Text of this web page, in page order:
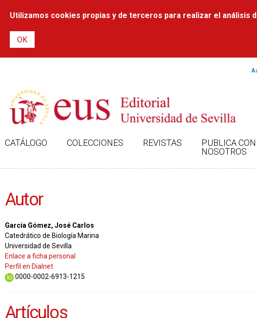
Utilizamos cookies propias y de terceros para realizar el análisis
CATÁLOGO COLECCIONES REVISTAS
PUBLICA CON
NOSOTROS
Autor
García Gómez, José Carlos
Catedrático de Biología Marina
Universidad de Sevilla
Enlace a ficha personal
Perfil en Dialnet
0000-0002-6913-1215
Artículos